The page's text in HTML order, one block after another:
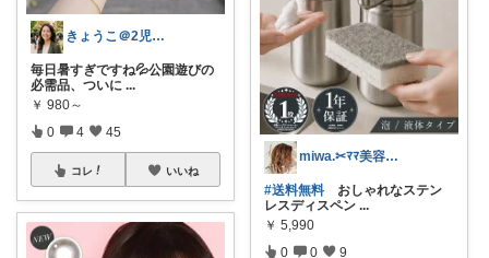
きょうこ＠2児ママのリアルな日常
毎日暑すぎですね💦公園遊びの
必需品、ついに ...
￥ 980～
0 4 45
コレ いいね
miwa.✂︎ﾏﾏ美容師💎
#送料無料 おしゃれなステン
レスディスペン ...
￥ 5,990
0 0 9